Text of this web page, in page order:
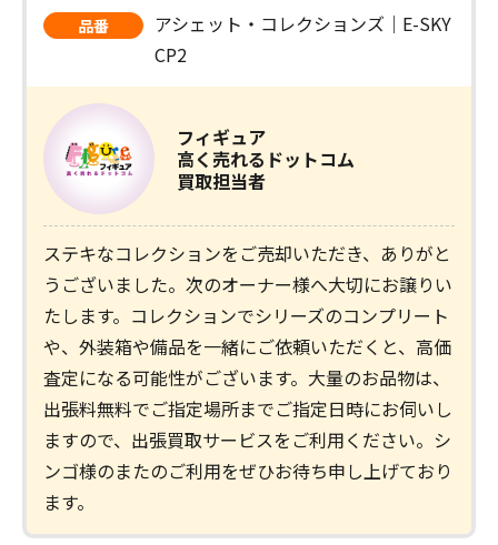
品番
アシェット・コレクションズ｜E-SKY
CP2
フィギュア
高く売れるドットコム
買取担当者
ステキなコレクションをご売却いただき、ありがと
うございました。次のオーナー様へ大切にお譲りい
たします。コレクションでシリーズのコンプリート
や、外装箱や備品を一緒にご依頼いただくと、高価
査定になる可能性がございます。大量のお品物は、
出張料無料でご指定場所までご指定日時にお伺いし
ますので、出張買取サービスをご利用ください。シ
ンゴ様のまたのご利用をぜひお待ち申し上げており
ます。